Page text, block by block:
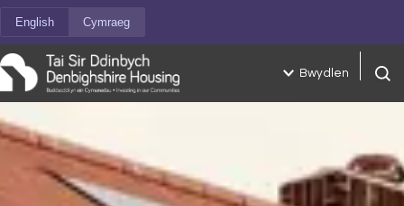
English Cymraeg
Bwydlen